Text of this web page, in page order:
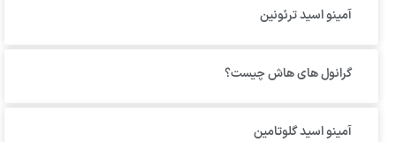
آمینو اسید ترئونین
گرانول های هاش چیست؟
آمینو اسید گلوتامین